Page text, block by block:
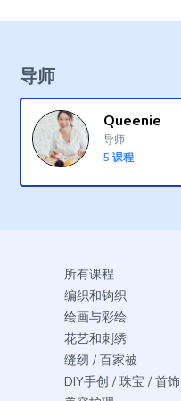
导师
Queenie
导师
5 课程
所有课程
编织和钩织
绘画与彩绘
花艺和刺绣
缝纫 / 百家被
DIY手创 / 珠宝 / 首饰